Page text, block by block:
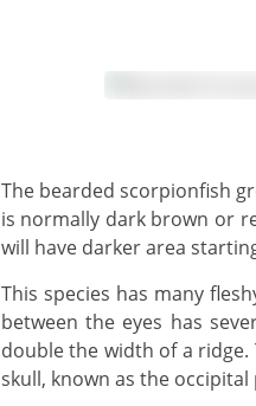
The bearded scorpionfish grows to 25 cm in length and is usually brightly coloured and heavily camouflaged. The body
is normally dark brown or
will have darker area
This species has many fleshy outgrowths of skin protruding from the chin, giving a beard-like appearance. The space
between the eyes has
double the width of a
skull, known as the occipital